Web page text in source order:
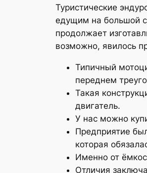
Туристические
едущим на большой
продолжает
возможно, явилось
Типичный
переднем
Такая
двигатель.
У нас можно
Предприятие
которая
Именно от
Отличия